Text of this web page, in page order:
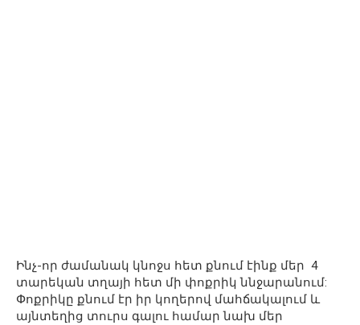
Ինչ-որ ժամանակ կնոջս հետ քնում էինք մեր 4
տարեկան տղայի հետ մի փոքրիկ ննջարանում:
Փոքրիկը քնում էր իր կողերով մահճակալում և
այնտեղից տուրս գալու համար նախ մեր